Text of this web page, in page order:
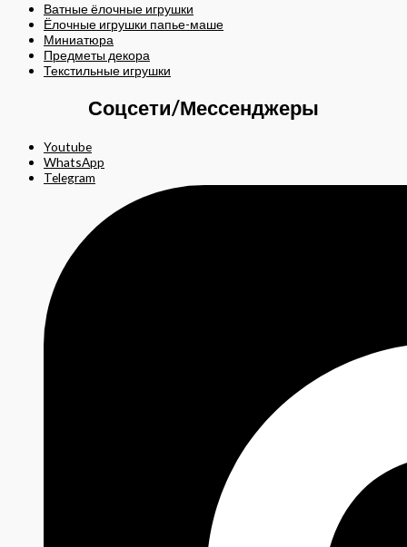
Ватные ёлочные игрушки
Ёлочные игрушки папье-маше
Миниатюра
Предметы декора
Текстильные игрушки
Соцсети/Мессенджеры
Youtube
WhatsApp
Telegram